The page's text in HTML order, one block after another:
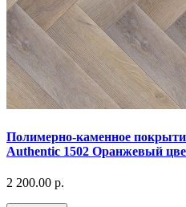
Полимерно-каменное
Authentic 1502 Оранжевый
2 200.00 р.